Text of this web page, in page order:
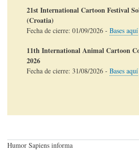
21st International Cartoon Festival
(Croatia)
Fecha de cierre: 01/09/2026 - Bases aquí
11th International Animal Cartoon
2026
Fecha de cierre: 31/08/2026 - Bases aquí
Humor Sapiens informa